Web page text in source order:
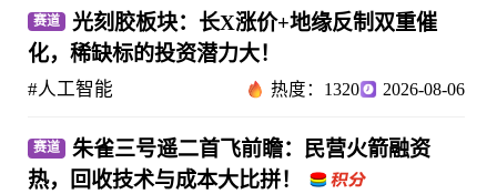
赛道
光刻胶板块：长X涨价+地缘反制双重催
化，稀缺标的投资潜力大！
#人工智能 热度：1320 2026-08-06
赛道
朱雀三号遥二首飞前瞻：民营火箭融资
热，回收技术与成本大比拼！